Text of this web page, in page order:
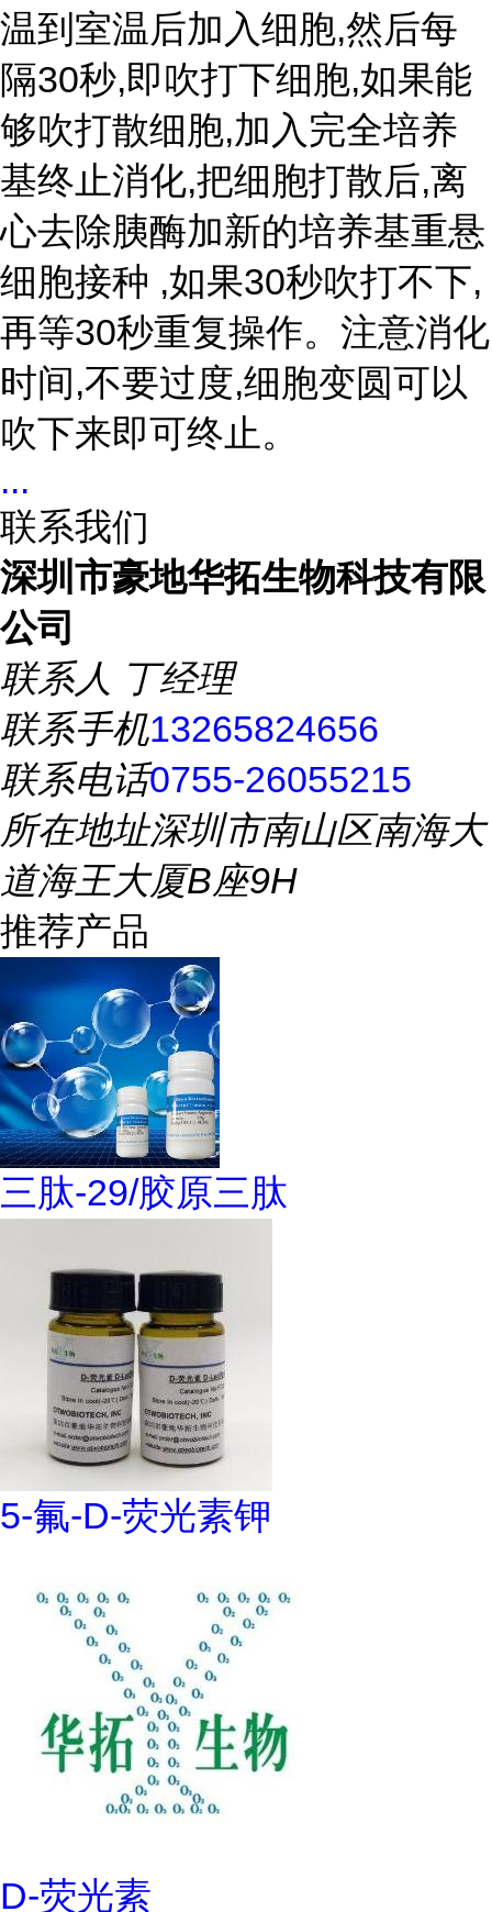
温到室温后加入细胞,然后每
隔30秒,即吹打下细胞,如果能
够吹打散细胞,加入完全培养
基终止消化,把细胞打散后,离
心去除胰酶加新的培养基重悬
细胞接种 ,如果30秒吹打不下,
再等30秒重复操作。注意消化
时间,不要过度,细胞变圆可以
吹下来即可终止。
...
联系我们
深圳市豪地华拓生物科技有限
公司
联系人 丁经理
联系手机13265824656
联系电话0755-26055215
所在地址深圳市南山区南海大
道海王大厦B座9H
推荐产品
三肽-29/胶原三肽
5-氟-D-荧光素钾
D-荧光素